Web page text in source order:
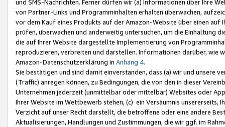
und SMS-Nachrichten. Ferner dürfen wir (a) Informationen über Ihre
von Partner-Links und Programminhalten erhalten überwachen,
vor dem Kauf eines Produkts auf der Amazon-Website über einen
prüfen, überwachen und anderweitig untersuchen, um die Einhaltung
die auf Ihrer Website dargestellte Implementierung von
reproduzieren, verbreiten und darstellen. Informationen darüber, wie
Amazon-Datenschutzerklärung in Anhang 4.
Sie bestätigen und sind damit einverstanden, dass (a) wir und
(Traffic) anregen können, zu Bedingungen, die von den in dieser
Unternehmen jederzeit (unmittelbar oder mittelbar) Websites oder
Ihrer Website im Wettbewerb stehen, (c) ein Versäumnis unsererseits,
Verzicht auf unser Recht darstellt, die betroffene oder eine andere
Aktualisierungen, Handlungen und Zustimmungen, die wir ggf. im